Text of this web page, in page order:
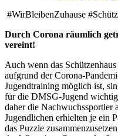
#WirBleibenZuhause
Durch Corona räumlich
vereint!
Auch wenn das
aufgrund der Corona-
Jugendtraining möglich ist,
für die DMSG-Jugend
daher die Nachwuchssportler
Jugendlichen erhielten je ein
das Puzzle